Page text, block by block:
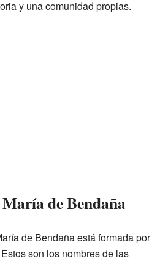
y una comunidad propias.
de Bendaña
de Bendaña está formada por
son los nombres de las